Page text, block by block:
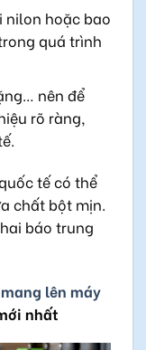
nilon hoặc bao
quá trình
nên để
rõ ràng,
tế có thể
chất bột mịn.
báo trung
lên máy
nhất